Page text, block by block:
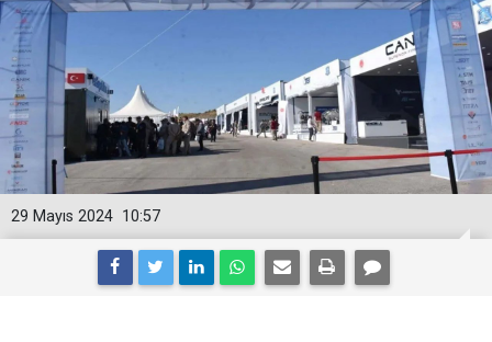
10:57
29 Mayıs 2024